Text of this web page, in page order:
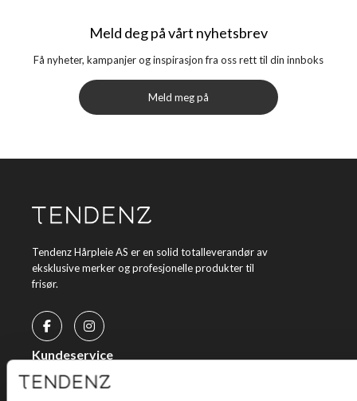
Meld deg på vårt nyhetsbrev
Få nyheter, kampanjer og inspirasjon fra oss rett til din innboks
Meld meg på
Tendenz Hårpleie AS er en solid totalleverandør av
eksklusive merker og profesjonelle produkter til
frisør.
Kundeservice
Kjøpsvilkår